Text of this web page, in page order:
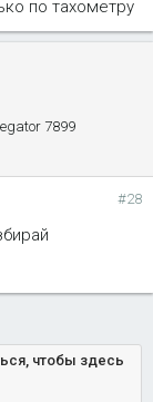
по тахометру
7899
#28
чтобы здесь